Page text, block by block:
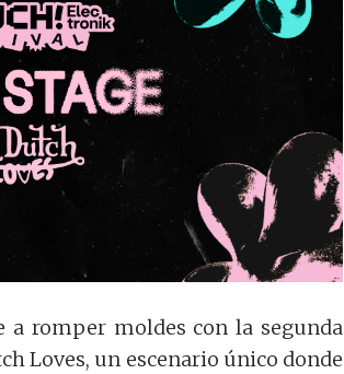
a romper moldes con la segunda
Loves, un escenario único donde